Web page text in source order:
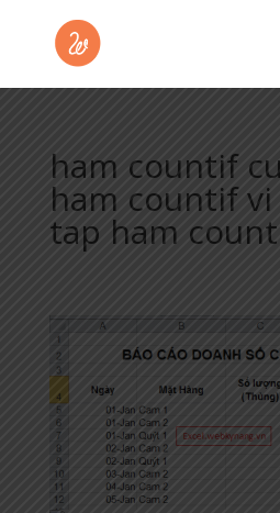
ham countif
ham countif vi
tap ham